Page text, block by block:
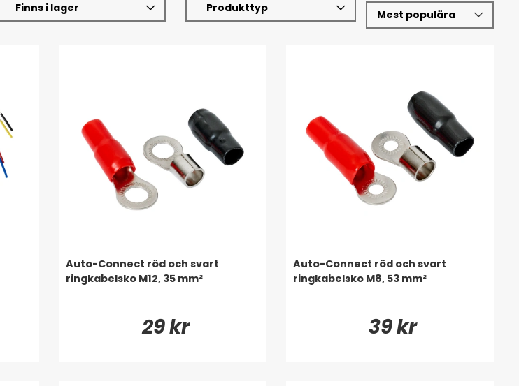
Finns i lager Produkttyp
Auto-Connect röd och svart
ringkabelsko M12, 35 mm²
29 kr
Auto-Connect röd och svart
ringkabelsko M8, 53 mm²
39 kr